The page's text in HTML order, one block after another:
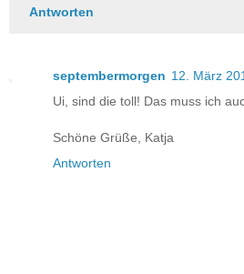
Antworten
septembermorgen 12. März
Ui, sind die toll! Das muss ich
Schöne Grüße, Katja
Antworten